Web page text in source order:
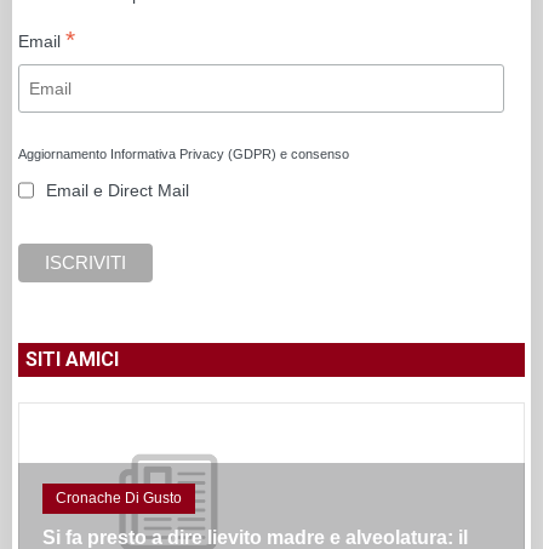
Email *
Aggiornamento Informativa Privacy (GDPR) e consenso
Email e Direct Mail
SITI AMICI
Cronache Di Gusto
Si fa presto a dire lievito madre e alveolatura: il